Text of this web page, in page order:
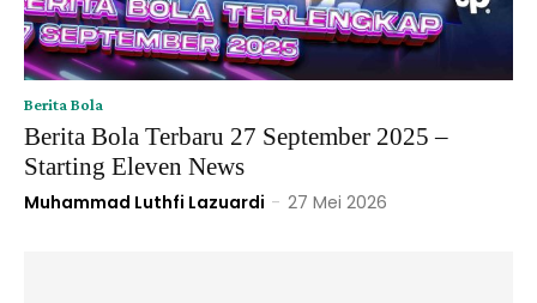
Berita Bola
Berita Bola Terbaru 27 September 2025 –
Starting Eleven News
Muhammad Luthfi Lazuardi - 27 Mei 2026